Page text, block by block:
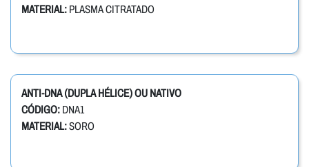
MATERIAL: PLASMA CITRATADO
ANTI-DNA (DUPLA HÉLICE) OU NATIVO
CÓDIGO: DNA1
MATERIAL:SORO